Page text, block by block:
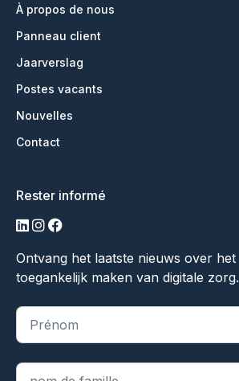
À propos de nous
Panneau client
Jaarverslag
Postes vacants
Nouvelles
Contact
Rester informé
LinkedIn
Instagram
Facebook
Ontvang het laatste nieuws over het
toegankelijk maken van digitale zorg.
"*" indique les champs obligatoires